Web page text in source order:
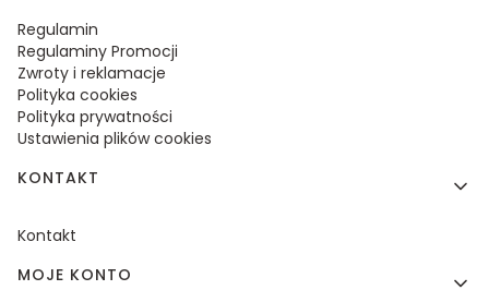
Regulamin
Regulaminy Promocji
Zwroty i reklamacje
Polityka cookies
Polityka prywatności
Ustawienia plików cookies
KONTAKT
Kontakt
MOJE KONTO